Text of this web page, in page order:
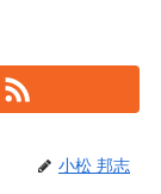
小松 邦志